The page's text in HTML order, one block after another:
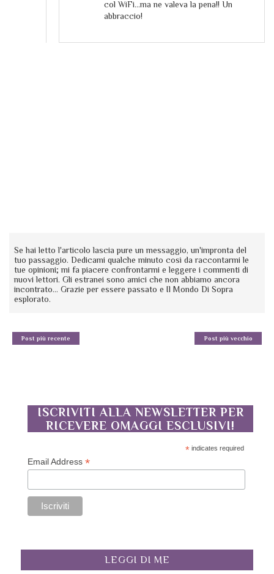
col WiFi...ma ne valeva la pena!! Un
abbraccio!
Se hai letto l'articolo lascia pure un messaggio, un'impronta del
tuo passaggio. Dedicami qualche minuto così da raccontarmi le
tue opinioni; mi fa piacere confrontarmi e leggere i commenti di
nuovi lettori. Gli estranei sono amici che non abbiamo ancora
incontrato... Grazie per essere passato e Il Mondo Di Sopra
esplorato.
Post più recente Post più vecchio
ISCRIVITI ALLA NEWSLETTER PER
RICEVERE OMAGGI ESCLUSIVI!
* indicates required
Email Address*
LEGGI DI ME